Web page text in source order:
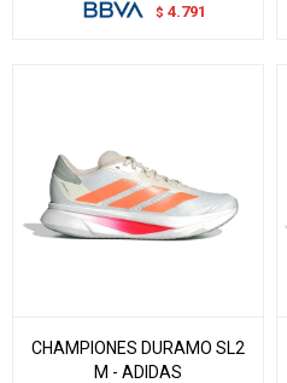
$ 4.791
CHAMPIONES DURAMO SL2
M - ADIDAS